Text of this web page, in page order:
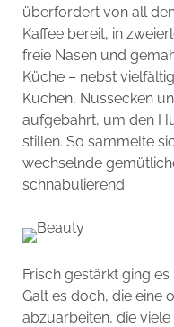
überfordert von all
Kaffee bereit, in
freie Nasen und
Küche – nebst
Kuchen, Nussecken
aufgebahrt, um den
stillen. So sammelte
wechselnde
schnabulierend.
Frisch gestärkt ging
Galt es doch, die eine
abzuarbeiten, die